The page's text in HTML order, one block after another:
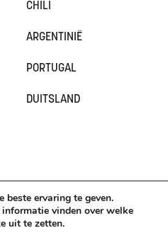
CHILI
ARGENTINIË
PORTUGAL
DUITSLAND
ervaring te geven.
informatie vinden over welke
uit te zetten.